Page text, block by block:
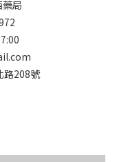
藥局
路208號